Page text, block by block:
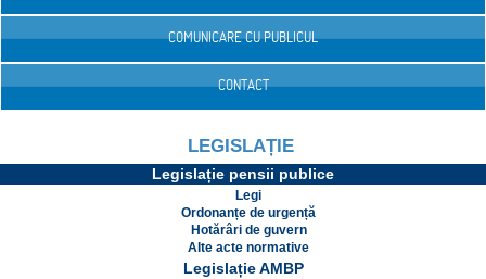
COMUNICARE CU PUBLICUL
CONTACT
LEGISLAȚIE
Legislație pensii publice
Legi
Ordonanțe de urgență
Hotărâri de guvern
Alte acte normative
Legislație AMBP